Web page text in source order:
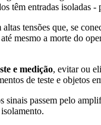
têm entradas isoladas
tensões que, se
mesmo a morte do
e medição, evitar ou
de teste e objetos
sinais passem pelo